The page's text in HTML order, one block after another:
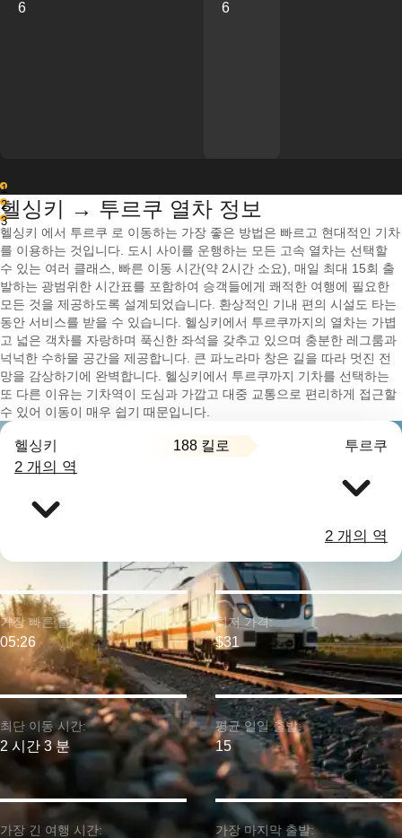
6 6
1
2
3
헬싱키 → 투르쿠 열차 정보
헬싱키 에서 투르쿠 로 이동하는 가장 좋은 방법은 빠르고 현대적인 기차
를 이용하는 것입니다. 도시 사이를 운행하는 모든 고속 열차는 선택할
수 있는 여러 클래스, 빠른 이동 시간(약 2시간 소요), 매일 최대 15회 출
발하는 광범위한 시간표를 포함하여 승객들에게 쾌적한 여행에 필요한
모든 것을 제공하도록 설계되었습니다. 환상적인 기내 편의 시설도 타는
동안 서비스를 받을 수 있습니다. 헬싱키에서 투르쿠까지의 열차는 가볍
고 넓은 객차를 자랑하며 푹신한 좌석을 갖추고 있으며 충분한 레그룸과
넉넉한 수하물 공간을 제공합니다. 큰 파노라마 창은 길을 따라 멋진 전
망을 감상하기에 완벽합니다. 헬싱키에서 투르쿠까지 기차를 선택하는
또 다른 이유는 기차역이 도심과 가깝고 대중 교통으로 편리하게 접근할
수 있어 이동이 매우 쉽기 때문입니다.
헬싱키 188 킬로 투르쿠
2 개의 역
2 개의 역
최단 이동 시간:
2 시간 3 분
가장 빠른 출발:
05:26
가장 긴 여행 시간:
최저 가격:
$31
평균 일일 출발:
15
가장 마지막 출발: